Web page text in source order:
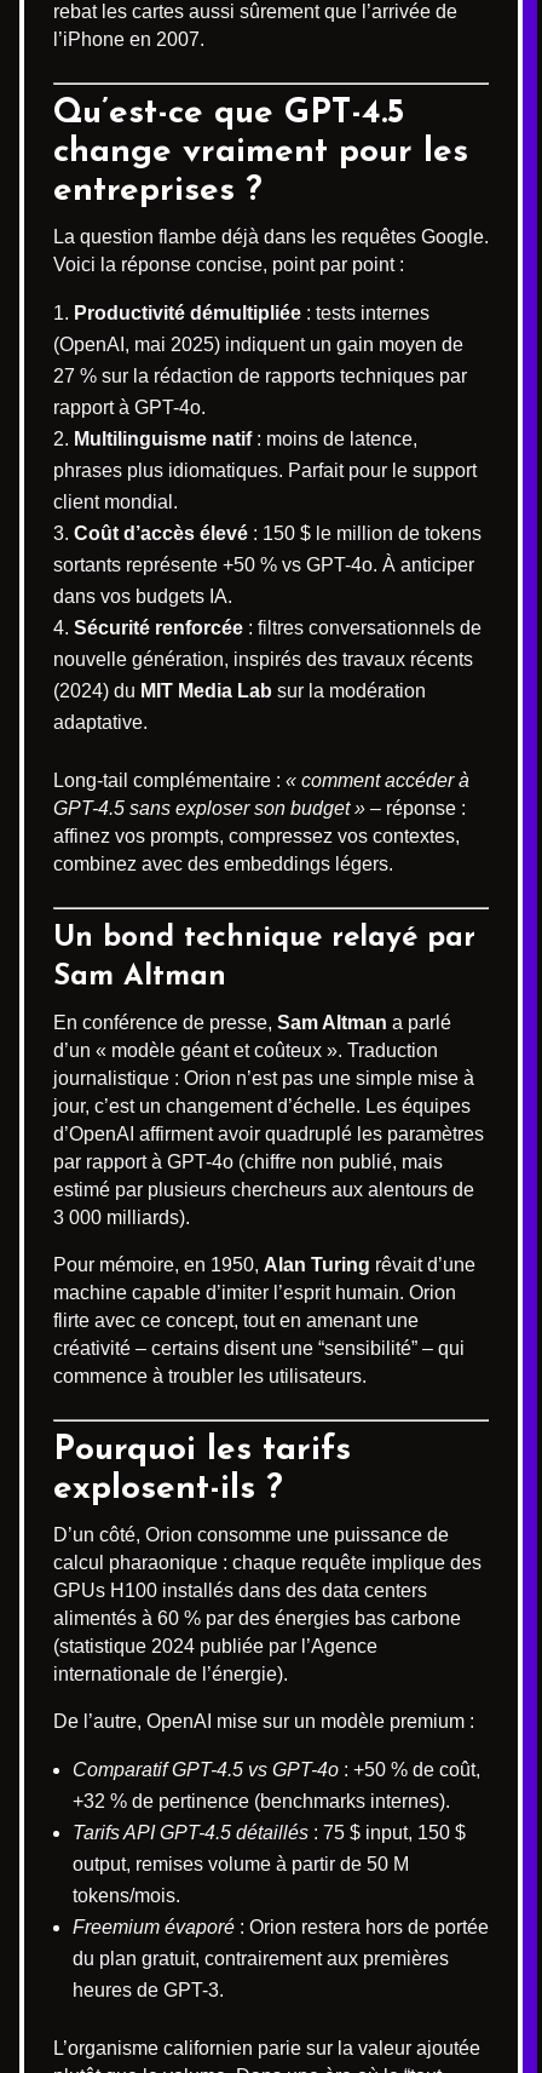
rebat les cartes aussi sûrement que l’arrivée de
l’iPhone en 2007.
Qu’est-ce que GPT-4.5
change vraiment pour les
entreprises ?
La question flambe déjà dans les requêtes Google.
Voici la réponse concise, point par point :
Productivité démultipliée : tests internes
(OpenAI, mai 2025) indiquent un gain moyen de
27 % sur la rédaction de rapports techniques par
rapport à GPT-4o.
Multilinguisme natif: moins de latence,
phrases plus idiomatiques. Parfait pour le support
client mondial.
Coût d’accès élevé : 150 $ le million de tokens
sortants représente +50 % vs GPT-4o. À anticiper
dans vos budgets IA.
Sécurité renforcée : filtres conversationnels de
nouvelle génération, inspirés des travaux récents
(2024) du MIT Media Lab sur la modération
adaptative.
Long-tail complémentaire : « comment accéder à
GPT-4.5 sans exploser son budget » – réponse :
affinez vos prompts, compressez vos contextes,
combinez avec des embeddings légers.
Un bond technique relayé par
Sam Altman
En conférence de presse, Sam Altman a parlé
d’un « modèle géant et coûteux ». Traduction
journalistique : Orion n’est pas une simple mise à
jour, c’est un changement d’échelle. Les équipes
d’OpenAI affirment avoir quadruplé les paramètres
par rapport à GPT-4o (chiffre non publié, mais
estimé par plusieurs chercheurs aux alentours de
3 000 milliards).
Pour mémoire, en 1950, Alan Turing rêvait d’une
machine capable d’imiter l’esprit humain. Orion
flirte avec ce concept, tout en amenant une
créativité – certains disent une “sensibilité” – qui
commence à troubler les utilisateurs.
Pourquoi les tarifs
explosent-ils ?
D’un côté, Orion consomme une puissance de
calcul pharaonique : chaque requête implique des
GPUs H100 installés dans des data centers
alimentés à 60 % par des énergies bas carbone
(statistique 2024 publiée par l’Agence
internationale de l’énergie).
De l’autre, OpenAI mise sur un modèle premium :
Comparatif GPT-4.5 vs GPT-4o : +50 % de coût,
+32 % de pertinence (benchmarks internes).
Tarifs API GPT-4.5 détaillés : 75 $ input, 150 $
output, remises volume à partir de 50 M
tokens/mois.
Freemium évaporé : Orion restera hors de portée
du plan gratuit, contrairement aux premières
heures de GPT-3.
L’organisme californien parie sur la valeur ajoutée